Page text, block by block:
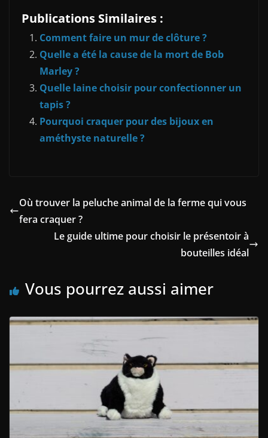
Publications Similaires :
Comment faire un mur de clôture ?
Quelle a été la cause de la mort de Bob
Marley ?
Quelle laine choisir pour confectionner un
tapis ?
Pourquoi craquer pour des bijoux en
améthyste naturelle ?
Où trouver la peluche animal de la ferme qui vous
fera craquer ?
Le guide ultime pour choisir le présentoir à
bouteilles idéal
Vous pourrez aussi aimer